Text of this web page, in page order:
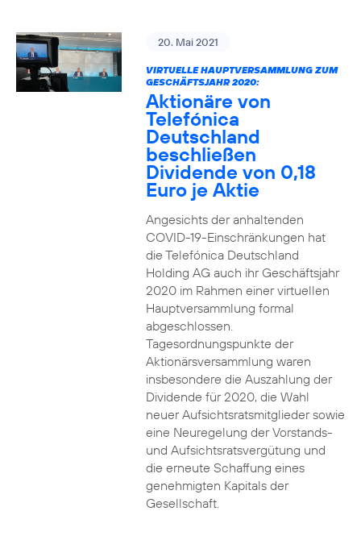
20. Mai 2021
VIRTUELLE HAUPTVERSAMMLUNG ZUM
GESCHÄFTSJAHR 2020:
Aktionäre von
Telefónica
Deutschland
beschließen
Dividende von 0,18
Euro je Aktie
Angesichts der anhaltenden
COVID-19-Einschränkungen hat
die Telefónica Deutschland
Holding AG auch ihr Geschäftsjahr
2020 im Rahmen einer virtuellen
Hauptversammlung formal
abgeschlossen.
Tagesordnungspunkte der
Aktionärsversammlung waren
insbesondere die Auszahlung der
Dividende für 2020, die Wahl
neuer Aufsichtsratsmitglieder sowie
eine Neuregelung der Vorstands-
und Aufsichtsratsvergütung und
die erneute Schaffung eines
genehmigten Kapitals der
Gesellschaft.